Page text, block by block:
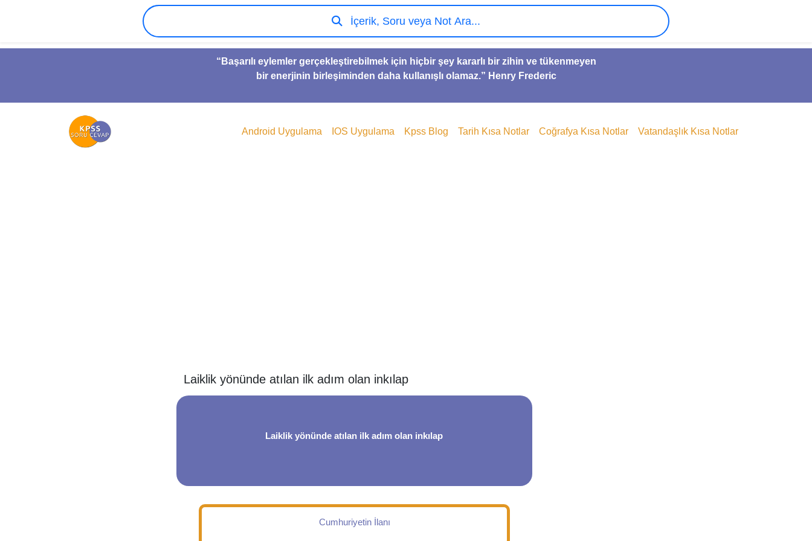
“Başarılı eylemler gerçekleştirebilmek için hiçbir şey kararlı bir zihin ve tükenmeyen
bir enerjinin birleşiminden daha kullanışlı olamaz.” Henry Frederic
İçerik, Soru veya Not Ara...
Android Uygulama IOS Uygulama Kpss Blog Tarih Kısa Notlar Coğrafya Kısa Notlar Vatandaşlık Kısa Notlar
Laiklik yönünde atılan ilk adım olan inkılap
Laiklik yönünde atılan ilk adım olan inkılap
Cumhuriyetin İlanı